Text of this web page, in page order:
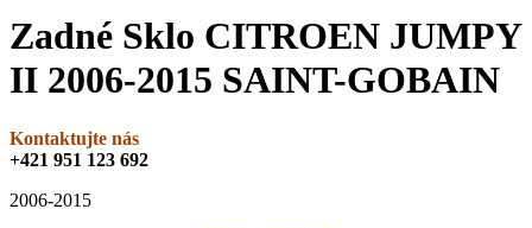
Zadné Sklo CITROEN JUMPY
II 2006-2015 SAINT-GOBAIN
Kontaktujte nás
+421 951 123 692
2006-2015